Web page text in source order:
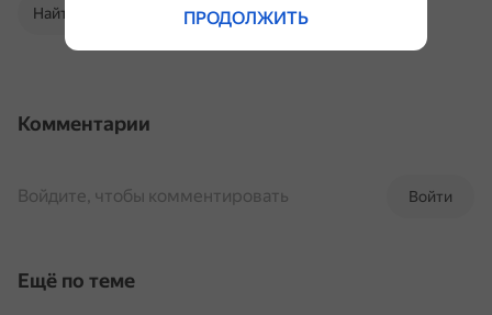
Найти в Поиске
Комментарии
Войти
Войдите, чтобы комментировать
Ещё по теме
ПРОДОЛЖИТЬ